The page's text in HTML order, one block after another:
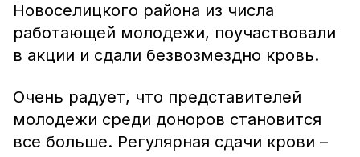
Новоселицкого района из числа
работающей молодежи, поучаствовали
в акции и сдали безвозмездно кровь.
Очень радует, что представителей
молодежи среди доноров становится
все больше. Регулярная сдачи крови –